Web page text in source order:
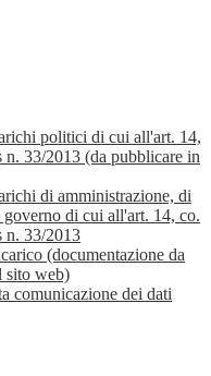
politici di cui all'art. 14,
n. 33/2013 (da pubblicare in
di amministrazione, di
di cui all'art. 14, co.
n. 33/2013
(documentazione da
sito web)
comunicazione dei dati